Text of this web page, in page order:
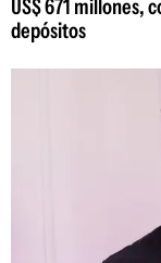
US$ 671 millones,
depósitos